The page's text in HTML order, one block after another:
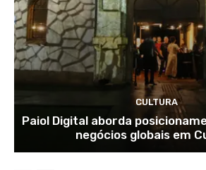
CULTURA
Paiol Digital aborda
negócios globais em